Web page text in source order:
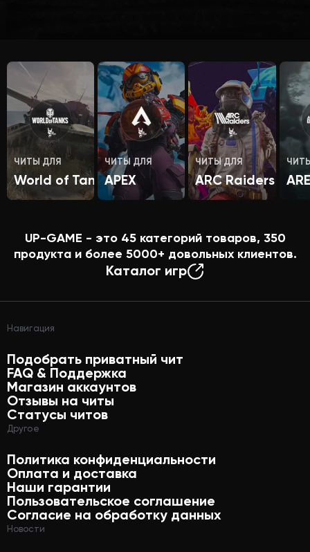
ЧИТЫ ДЛЯ
World of Tanks
ЧИТЫ ДЛЯ
APEX
ЧИТЫ ДЛЯ
ARC Raiders
UP-GAME - это 45категорий товаров, 350
продукта и более 5000+ довольных клиентов.
Каталог игр
Навигация
Подобрать приватный чит
FAQ & Поддержка
Магазин аккаунтов
Отзывы на читы
Статусы читов
Другое
Политика конфиденциальности
Оплата и доставка
Наши гарантии
Пользовательское соглашение
Согласие на обработку данных
Новости